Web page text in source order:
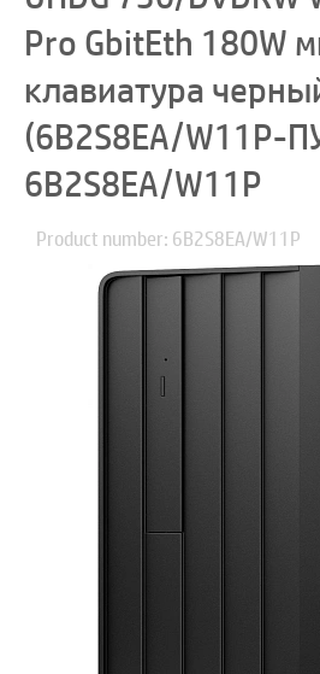
Pro GbitEth 180W
клавиатура
(6B2S8EA/W11P-
6B2S8EA/W11P
Product number: 6B2S8EA/W11P